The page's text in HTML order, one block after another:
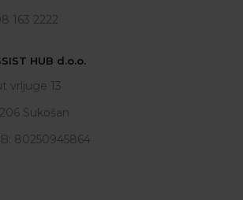
163 2222
HUB d.o.o.
vrljuge 13
Sukošan
80250945864